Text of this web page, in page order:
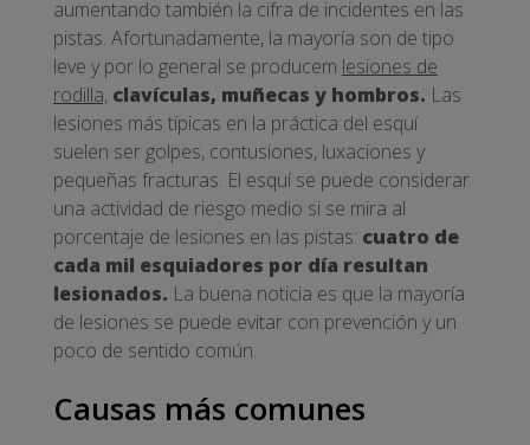
aumentando también la cifra de incidentes en las
pistas. Afortunadamente, la mayoría son de tipo
leve y por lo general se producem lesiones de
rodilla, clavículas, muñecas y hombros. Las
lesiones más típicas en la práctica del esquí
suelen ser golpes, contusiones, luxaciones y
pequeñas fracturas. El esquí se puede considerar
una actividad de riesgo medio si se mira al
porcentaje de lesiones en las pistas: cuatro de
cada mil esquiadores por día resultan
lesionados. La buena noticia es que la mayoría
de lesiones se puede evitar con prevención y un
poco de sentido común.
Causas más comunes